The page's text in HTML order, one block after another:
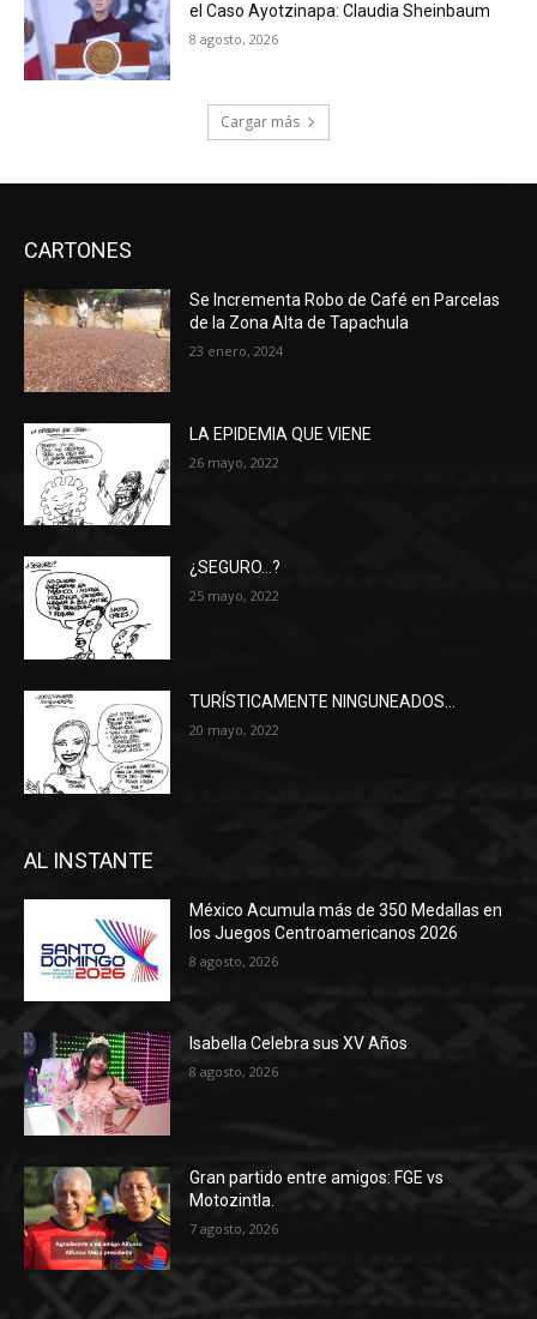
el Caso Ayotzinapa: Claudia Sheinbaum
8 agosto, 2026
Cargar más
CARTONES
Se Incrementa Robo de Café en Parcelas
de la Zona Alta de Tapachula
23 enero, 2024
LA EPIDEMIA QUE VIENE
26 mayo, 2022
¿SEGURO…?
25 mayo, 2022
TURÍSTICAMENTE NINGUNEADOS…
20 mayo, 2022
AL INSTANTE
México Acumula más de 350 Medallas en
los Juegos Centroamericanos 2026
8 agosto, 2026
Isabella Celebra sus XV Años
8 agosto, 2026
Gran partido entre amigos: FGE vs
Motozintla.
7 agosto, 2026